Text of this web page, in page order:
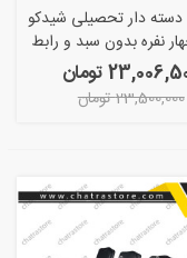
دار تحصیلی شیدکو
نفره بدون سبد و رابط
تومان
23,500,000 تومان